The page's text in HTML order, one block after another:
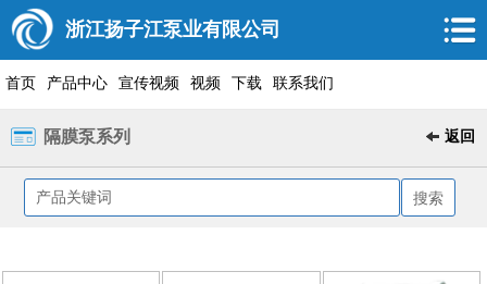
浙江扬子江泵业有限公司
首页 产品中心 宣传视频 视频 下载 联系我们
隔膜泵系列 返回